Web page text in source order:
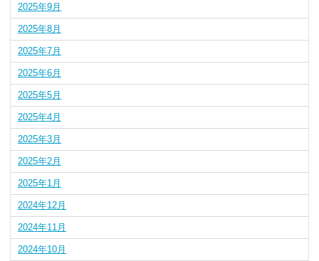
2025年9月
2025年8月
2025年7月
2025年6月
2025年5月
2025年4月
2025年3月
2025年2月
2025年1月
2024年12月
2024年11月
2024年10月